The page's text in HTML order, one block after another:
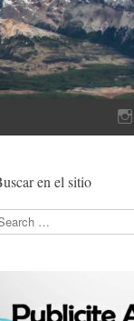
en el sitio